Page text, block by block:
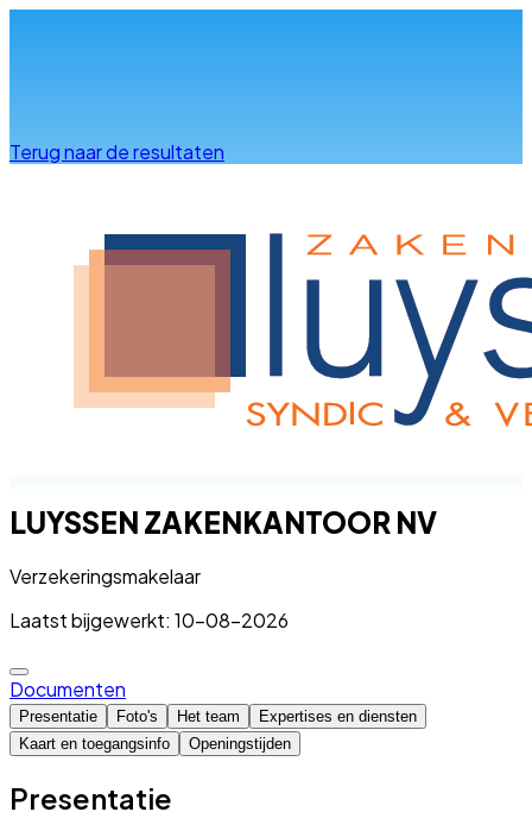
Terug naar de resultaten
LUYSSEN ZAKENKANTOOR NV
Verzekeringsmakelaar
Laatst bijgewerkt: 10-08-2026
Documenten
Presentatie Foto's Het team
Expertises en diensten
Kaart en toegangsinfo
Openingstijden
Presentatie